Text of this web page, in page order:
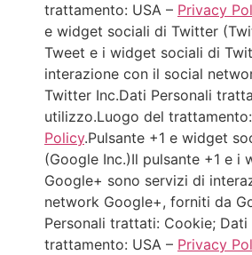
trattamento: USA – Privacy
e widget sociali di Twitter
Tweet e i widget sociali di
interazione con il social
Twitter Inc.Dati Personali
utilizzo.Luogo del
Policy.Pulsante +1 e widget
(Google Inc.)Il pulsante +1 e i
Google+ sono servizi di
network Google+, forniti da
Personali trattati: Cookie;
trattamento: USA – Privacy